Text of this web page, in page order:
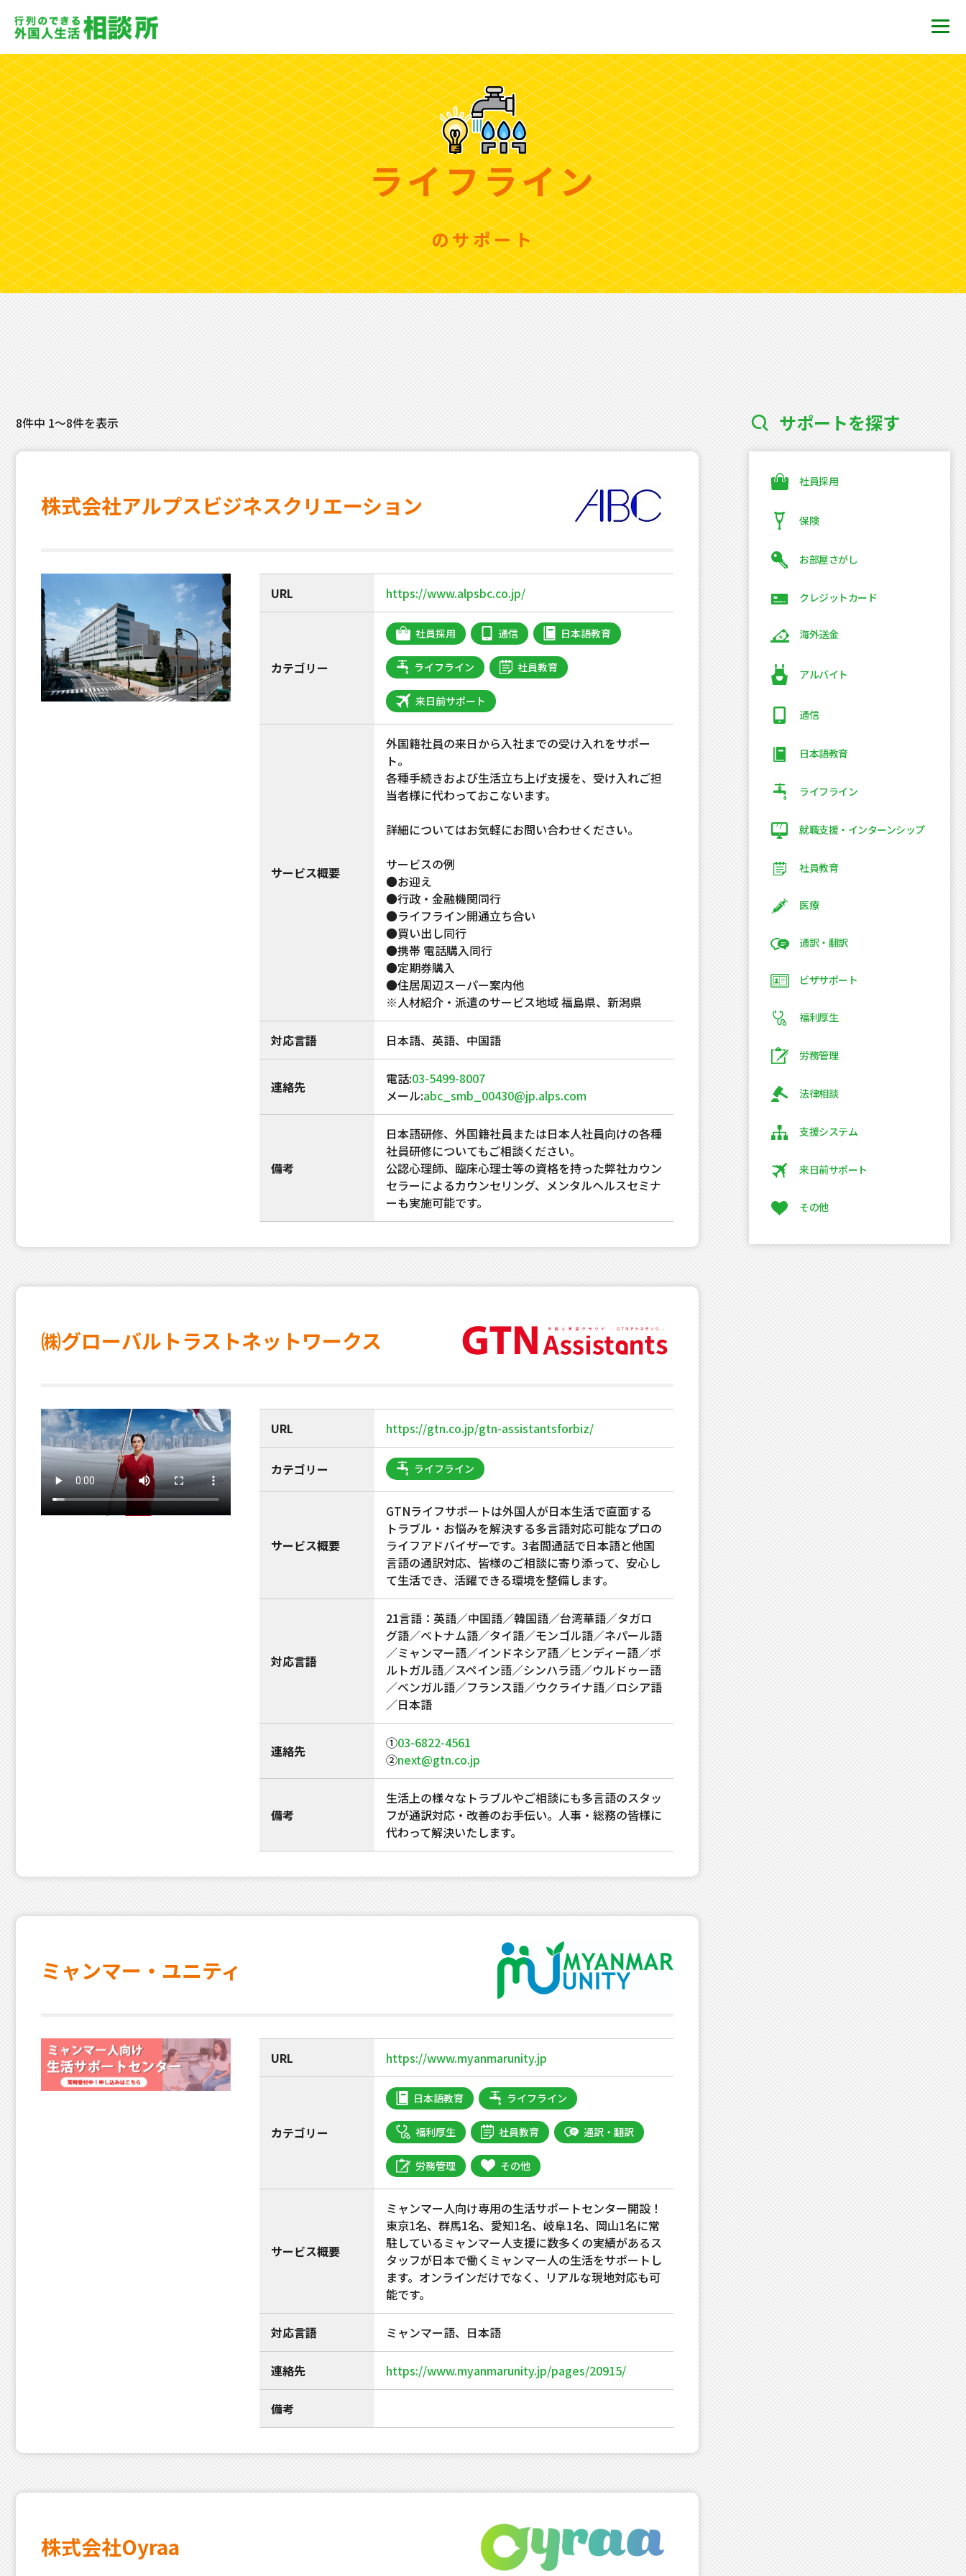
ライフライン
のサポート
サポートを探す
社員採用
保険
お部屋さがし
クレジットカード
海外送金
アルバイト
通信
日本語教育
ライフライン
就職支援・インターンシップ
社員教育
医療
通訳・翻訳
ビザサポート
福利厚生
労務管理
法律相談
支援システム
来日前サポート
その他
8件中 1～8件を表示
株式会社アルプスビジネスクリエーション
URL https://www.alpsbc.co.jp/
カテゴリー
社員採用 通信 日本語教育
ライフライン 社員教育
来日前サポート
サービス概要
外国籍社員の来日から入社までの受け入れをサポー
ト。
各種手続きおよび生活立ち上げ支援を、受け入れご担
当者様に代わっておこないます。
詳細についてはお気軽にお問い合わせください。
サービスの例
●お迎え
●行政・金融機関同行
●ライフライン開通立ち合い
●買い出し同行
●携帯 電話購入同行
●定期券購入
●住居周辺スーパー案内他
※人材紹介・派遣のサービス地域 福島県、新潟県
対応言語 日本語、英語、中国語
連絡先 電話:03-5499-8007
メール:abc_smb_00430@jp.alps.com
備考
日本語研修、外国籍社員または日本人社員向けの各種
社員研修についてもご相談ください。
公認心理師、臨床心理士等の資格を持った弊社カウン
セラーによるカウンセリング、メンタルヘルスセミナ
ーも実施可能です。
㈱グローバルトラストネットワークス
URL https://gtn.co.jp/gtn-assistantsforbiz/
カテゴリー ライフライン
サービス概要
GTNライフサポートは外国人が日本生活で直面する
トラブル・お悩みを解決する多言語対応可能なプロの
ライフアドバイザーです。3者間通話で日本語と他国
言語の通訳対応、皆様のご相談に寄り添って、安心し
て生活でき、活躍できる環境を整備します。
対応言語
21言語：英語／中国語／韓国語／台湾華語／タガロ
グ語／ベトナム語／タイ語／モンゴル語／ネパール語
／ミャンマー語／インドネシア語／ヒンディー語／ポ
ルトガル語／スペイン語／シンハラ語／ウルドゥー語
／ベンガル語／フランス語／ウクライナ語／ロシア語
／日本語
連絡先 ①03-6822-4561
②next@gtn.co.jp
備考
生活上の様々なトラブルやご相談にも多言語のスタッ
フが通訳対応・改善のお手伝い。人事・総務の皆様に
代わって解決いたします。
ミャンマー・ユニティ
URL https://www.myanmarunity.jp
カテゴリー
日本語教育 ライフライン
福利厚生 社員教育 通訳・翻訳
労務管理 その他
サービス概要
ミャンマー人向け専用の生活サポートセンター開設！
東京1名、群馬1名、愛知1名、岐阜1名、岡山1名に常
駐しているミャンマー人支援に数多くの実績があるス
タッフが日本で働くミャンマー人の生活をサポートし
ます。オンラインだけでなく、リアルな現地対応も可
能です。
対応言語 ミャンマー語、日本語
連絡先 https://www.myanmarunity.jp/pages/20915/
備考
株式会社Oyraa